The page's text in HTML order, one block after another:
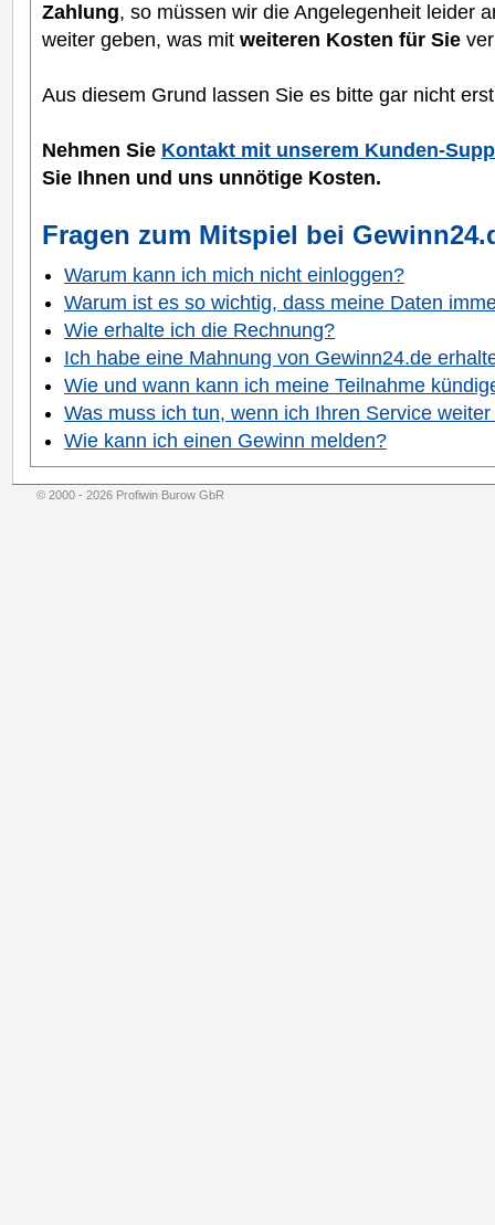
Zahlung, so müssen wir die Angelegenheit leider
weiter geben, was mit weiteren Kosten für Sie
Aus diesem Grund lassen Sie es bitte gar nicht
Nehmen Sie Kontakt mit unserem Kunden-
Sie Ihnen und uns unnötige Kosten.
Fragen zum Mitspiel bei
Warum kann ich mich nicht einloggen?
Warum ist es so wichtig, dass meine Daten
Wie erhalte ich die Rechnung?
Ich habe eine Mahnung von Gewinn24.de
Wie und wann kann ich meine Teilnahme
Was muss ich tun, wenn ich Ihren Service
Wie kann ich einen Gewinn melden?
© 2000 - 2026 Profiwin Burow GbR